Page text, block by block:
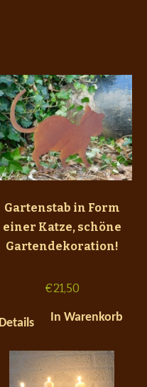
Gartenstab in Form
einer Katze, schöne
Gartendekoration!
€21,50
Details In Warenkorb